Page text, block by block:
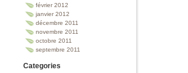
février 2012
janvier 2012
décembre 2011
novembre 2011
octobre 2011
septembre 2011
Categories